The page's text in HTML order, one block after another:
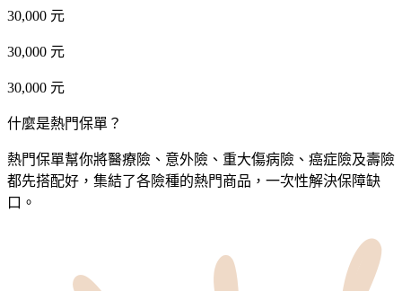
30,000 元
30,000 元
30,000 元
什麼是熱門保單？
熱門保單幫你將醫療險、意外險、重大傷病險、癌症險及壽險
都先搭配好，集結了各險種的熱門商品，一次性解決保障缺
口。